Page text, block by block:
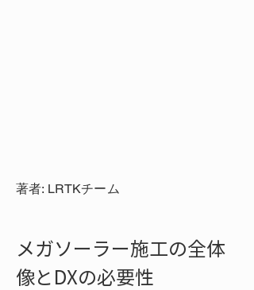
著者: LRTKチーム
メガソーラー施工の全体
像とDXの必要性